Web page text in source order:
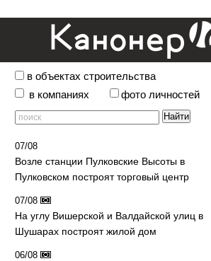
в объектах строительства
в компаниях
фото личностей
07/08
Возле станции Пулковские Высоты в
Пулковском построят торговый центр
07/08
На углу Вишерской и Валдайской улиц в
Шушарах построят жилой дом
06/08